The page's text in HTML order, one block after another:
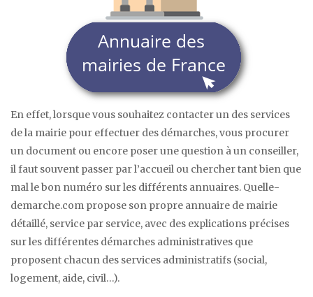
En effet, lorsque vous souhaitez contacter un des services
de la mairie pour effectuer des démarches, vous procurer
un document ou encore poser une question à un conseiller,
il faut souvent passer par l’accueil ou chercher tant bien que
mal le bon numéro sur les différents annuaires. Quelle-
demarche.com propose son propre annuaire de mairie
détaillé, service par service, avec des explications précises
sur les différentes démarches administratives que
proposent chacun des services administratifs (social,
logement, aide, civil…).